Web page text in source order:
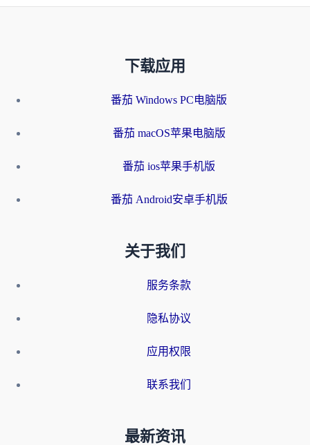
下载应用
番茄 Windows PC电脑版
番茄 macOS苹果电脑版
番茄 ios苹果手机版
番茄 Android安卓手机版
关于我们
服务条款
隐私协议
应用权限
联系我们
最新资讯